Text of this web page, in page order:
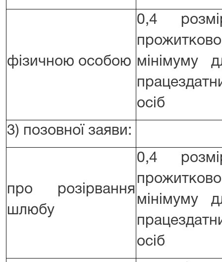
фізичною особою
0,4
мінімуму
осіб
3) позовної заяви:
про розірвання
шлюбу
0,4
мінімуму
осіб